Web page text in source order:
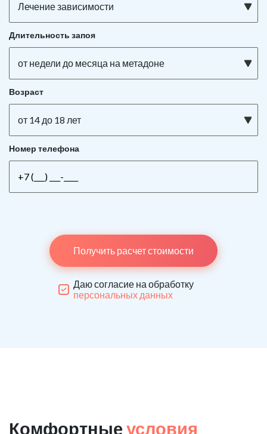
Лечение зависимости
Длительность запоя
от недели до месяца на метадоне
Возраст
от 14 до 18 лет
Номер телефона
Получить расчет стоимости
Даю согласие на обработку
персональных данных
Комфортные условия